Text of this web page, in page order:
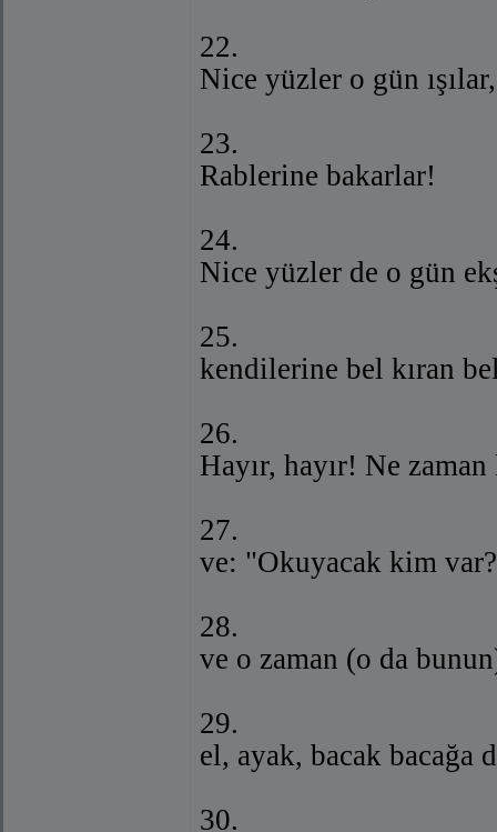
22.
Nice yüzler o gün
23.
Rablerine bakarlar!
24.
Nice yüzler de o gün
25.
kendilerine bel kıran
26.
Hayır, hayır! Ne
27.
ve: "Okuyacak kim
28.
ve o zaman (o da
29.
el, ayak, bacak bacağa
30.